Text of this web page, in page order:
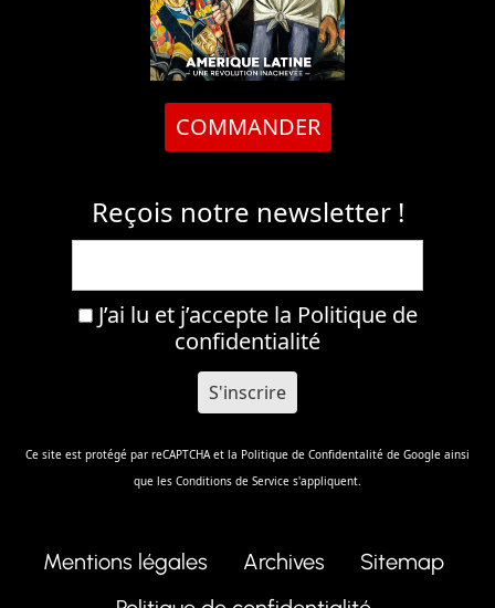
COMMANDER
Reçois notre newsletter !
J’ai lu et j’accepte la Politique de
confidentialité
Ce site est protégé par reCAPTCHA et la Politique de Confidentalité de Google ainsi
que les Conditions de Service s'appliquent.
Mentions légales Archives
Sitemap